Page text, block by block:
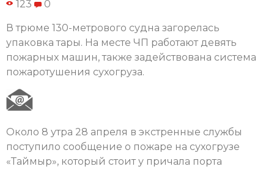
123 0
В трюме 130-метрового судна загорелась
упаковка тары. На месте ЧП работают девять
пожарных машин, также задействована система
пожаротушения сухогруза.
Около 8 утра 28 апреля в экстренные службы
поступило сообщение о пожаре на сухогрузе
«Таймыр», который стоит у причала порта